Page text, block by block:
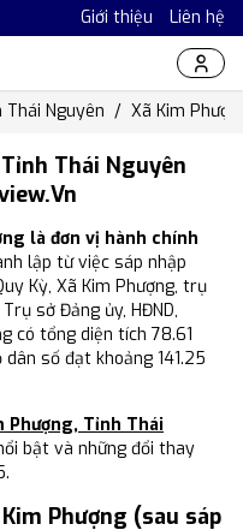
Giới thiệu Liên hệ
Thái Nguyên Xã Kim
Thái Nguyên
là đơn vị hành chính
lập từ việc sáp nhập
Kỳ, Xã Kim Phượng, trụ
sở Đảng ủy, HĐND,
có tổng diện tích 78.61
dân số đạt khoảng 141.25
Phượng, Tỉnh Thái
bật và những đổi thay
Phượng (sau sáp